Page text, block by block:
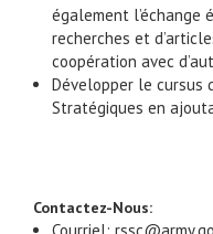
également l’échange
recherches et
coopération avec
Développer le cursus
Stratégiques en
Contactez-Nous:
Courriel: